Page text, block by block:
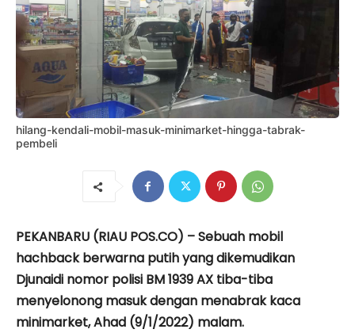
hilang-kendali-mobil-masuk-minimarket-hingga-tabrak-
pembeli
PEKANBARU (RIAU POS.CO) – Sebuah mobil
hachback berwarna putih yang dikemudikan
Djunaidi nomor polisi BM 1939 AX tiba-tiba
menyelonong masuk dengan menabrak kaca
minimarket, Ahad (9/1/2022) malam.